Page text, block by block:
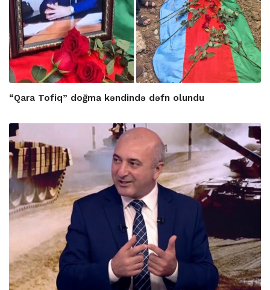
“Qara Tofiq” doğma kəndində dəfn olundu